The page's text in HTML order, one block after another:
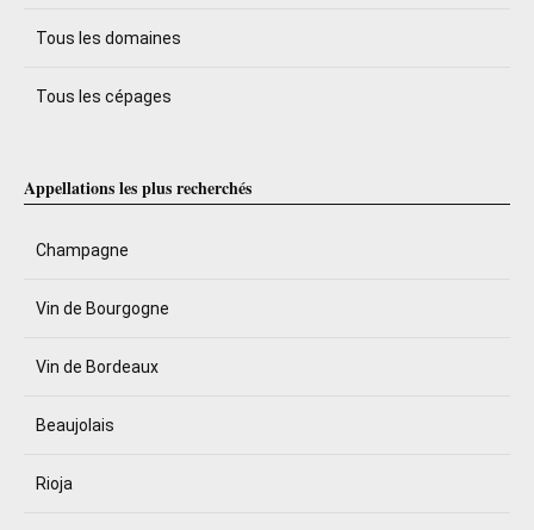
Tous les domaines
Tous les cépages
Appellations les plus recherchés
Champagne
Vin de Bourgogne
Vin de Bordeaux
Beaujolais
Rioja